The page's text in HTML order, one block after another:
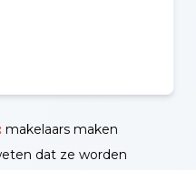
makelaars maken
dat ze worden